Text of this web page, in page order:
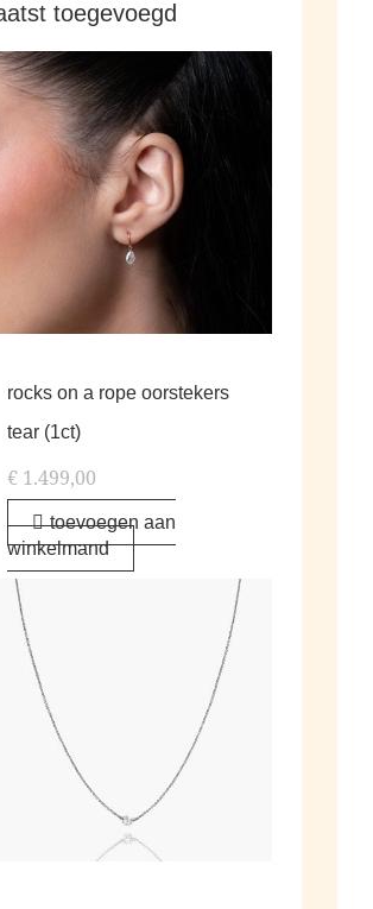
toegevoegd
rocks on a rope oorstekers
tear (1ct)
€ 1.499,00
toevoegen aan
winkelmand